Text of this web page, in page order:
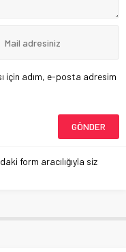
için adım, e-posta adresim
form aracılığıyla siz